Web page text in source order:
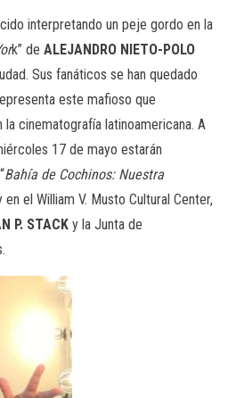
interpretando un peje gordo en la
k” de ALEJANDRO NIETO-POLO
Sus fanáticos se han quedado
este mafioso que
cinematografía latinoamericana. A
17 de mayo estarán
Bahía de Cochinos: Nuestra
el William V. Musto Cultural Center,
P. STACK y la Junta de